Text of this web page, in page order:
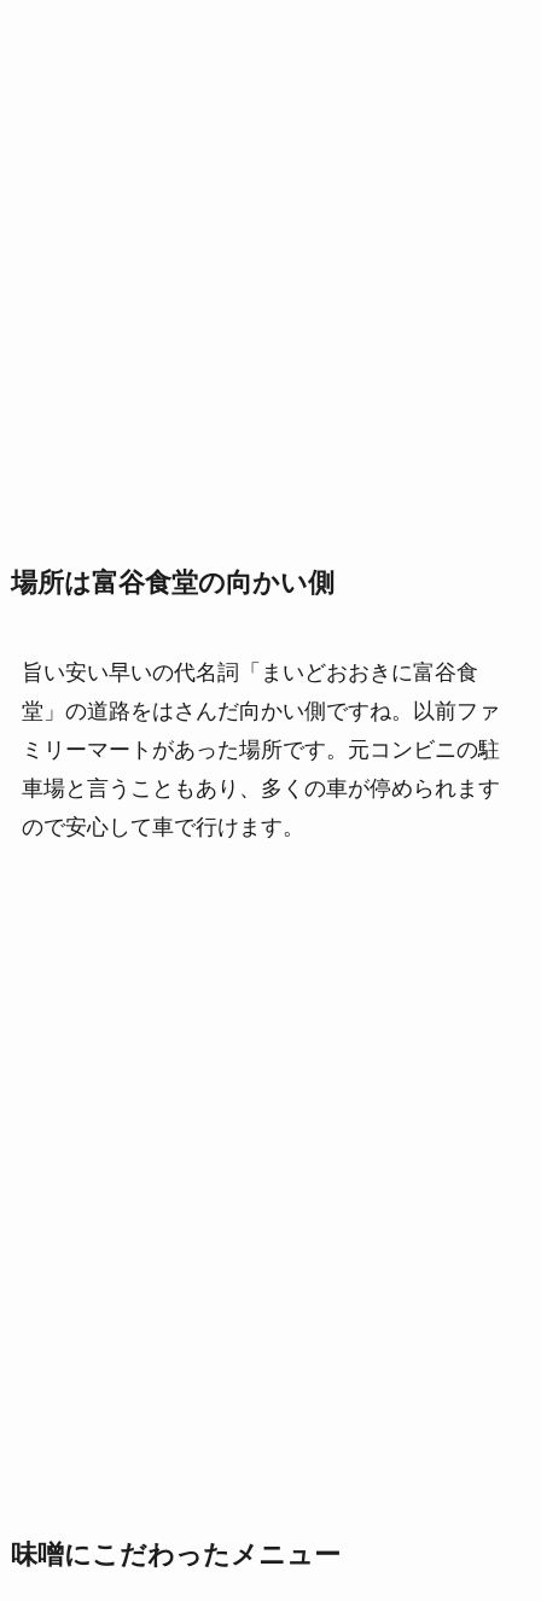
場所は富谷食堂の向かい側
旨い安い早いの代名詞「まいどおおきに富谷食
堂」の道路をはさんだ向かい側ですね。以前ファ
ミリーマートがあった場所です。元コンビニの駐
車場と言うこともあり、多くの車が停められます
ので安心して車で行けます。
味噌にこだわったメニュー